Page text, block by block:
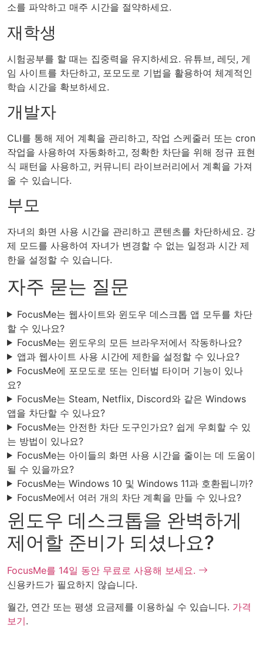
소를 파악하고 매주 시간을 절약하세요.
재학생
시험공부를 할 때는 집중력을 유지하세요. 유튜브, 레딧, 게
임 사이트를 차단하고, 포모도로 기법을 활용하여 체계적인
학습 시간을 확보하세요.
개발자
CLI를 통해 제어 계획을 관리하고, 작업 스케줄러 또는 cron
작업을 사용하여 자동화하고, 정확한 차단을 위해 정규 표현
식 패턴을 사용하고, 커뮤니티 라이브러리에서 계획을 가져
올 수 있습니다.
부모
자녀의 화면 사용 시간을 관리하고 콘텐츠를 차단하세요. 강
제 모드를 사용하여 자녀가 변경할 수 없는 일정과 시간 제
한을 설정할 수 있습니다.
자주 묻는 질문
FocusMe는 웹사이트와 윈도우 데스크톱 앱 모두를 차단
할 수 있나요?
FocusMe는 윈도우의 모든 브라우저에서 작동하나요?
앱과 웹사이트 사용 시간에 제한을 설정할 수 있나요?
FocusMe에 포모도로 또는 인터벌 타이머 기능이 있나
요?
FocusMe는 Steam, Netflix, Discord와 같은 Windows
앱을 차단할 수 있나요?
FocusMe는 안전한 차단 도구인가요? 쉽게 우회할 수 있
는 방법이 있나요?
FocusMe는 아이들의 화면 사용 시간을 줄이는 데 도움이
될 수 있을까요?
FocusMe는 Windows 10 및 Windows 11과 호환됩니까?
FocusMe에서 여러 개의 차단 계획을 만들 수 있나요?
윈도우 데스크톱을 완벽하게
제어할 준비가 되셨나요?
FocusMe를 14일 동안 무료로 사용해 보세요.
신용카드가 필요하지 않습니다.
월간, 연간 또는 평생 요금제를 이용하실 수 있습니다. 가격
보기.